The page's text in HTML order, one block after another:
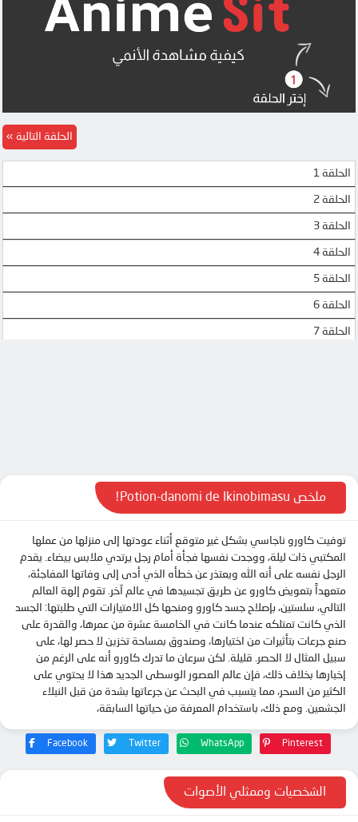
الحلقة 1
الحلقة 2
الحلقة 3
الحلقة 4
الحلقة 5
الحلقة 6
الحلقة 7
الحلقة التالية
ملخص Potion-danomi de Ikinobimasu!
توفيت كاورو ناجاسي بشكل غير متوقع أثناء عودتها إلى منزلها من عملها
المكتبي ذات ليلة، ووجدت نفسها فجأة أمام رجل يرتدي ملابس بيضاء. يقدم
الرجل نفسه على أنه الله ويعتذر عن خطأه الذي أدى إلى وفاتها المفاجئة،
متعهداً بتعويض كاورو عن طريق تجسيدها في عالم آخر. تقوم إلهة العالم
التالي، سلستين، بإصلاح جسد كاورو ومنحها كل الامتيازات التي طلبتها: الجسد
الذي كانت تمتلكه عندما كانت في الخامسة عشرة من عمرها، والقدرة على
صنع جرعات بتأثيرات من اختيارها، وصندوق بمساحة تخزين لا حصر لها، على
سبيل المثال لا الحصر. قليلة. لكن سرعان ما تدرك كاورو أنه على الرغم من
إخبارها بخلاف ذلك، فإن عالم العصور الوسطى الجديد هذا لا يحتوي على
الكثير من السحر، مما يتسبب في البحث عن جرعاتها بشدة من قبل النبلاء
الجشعين. ومع ذلك، باستخدام المعرفة من حياتها السابقة،
Facebook Twitter WhatsApp Pinterest
الشخصيات وممثلي الأصوات